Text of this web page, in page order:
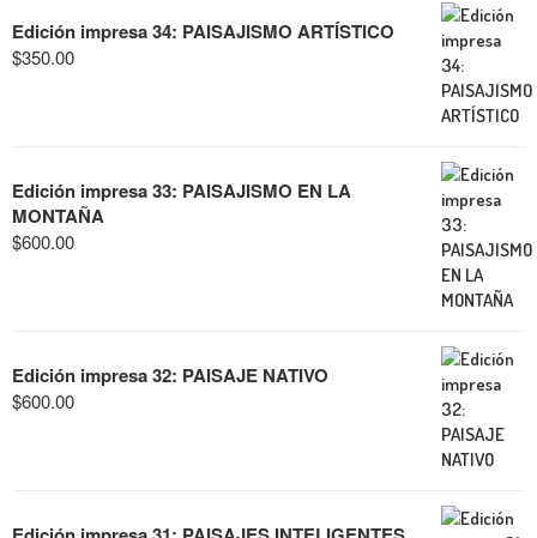
Edición impresa 34: PAISAJISMO ARTÍSTICO
$350.00
Edición impresa 33: PAISAJISMO EN LA
MONTAÑA
$600.00
Edición impresa 32: PAISAJE NATIVO
$600.00